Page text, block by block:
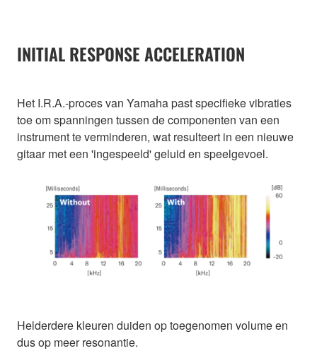
INITIAL RESPONSE ACCELERATION
Het I.R.A.-proces van Yamaha past specifieke vibraties
toe om spanningen tussen de componenten van een
instrument te verminderen, wat resulteert in een nieuwe
gitaar met een 'ingespeeld' geluid en speelgevoel.
Helderdere kleuren duiden op toegenomen volume en
dus op meer resonantie.